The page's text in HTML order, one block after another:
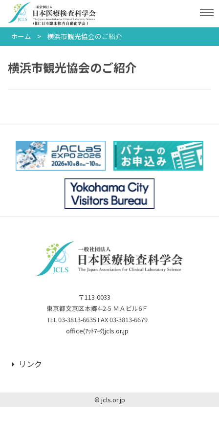
ホーム 横浜市観光協会のご紹介
横浜市観光協会のご紹介
〒113-0033
東京都文京区本郷4-2-5 ＭＡビル6Ｆ
TEL 03-3813-6635 FAX 03-3813-6679
office(ｱｯﾄﾏｰｸ)jcls.or.jp
リンク
© jcls.or.jp